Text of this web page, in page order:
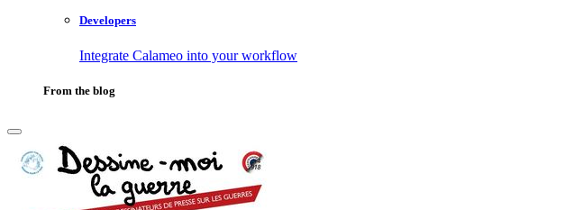
Developers
Integrate Calameo into your workflow
From the blog